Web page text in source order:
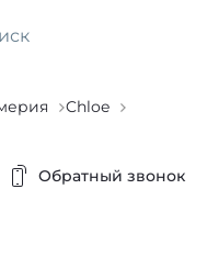
Chloe
Обратный звонок